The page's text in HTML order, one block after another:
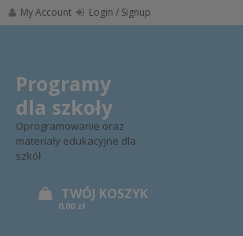
Skip
to
My Account Login / Signup
Programy
dla szkoły
Oprogramowanie oraz
materiały edukacyjne dla
szkół
0,00 zł